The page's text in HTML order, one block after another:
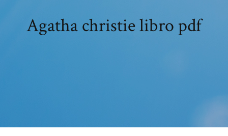
Agatha christie libro pdf